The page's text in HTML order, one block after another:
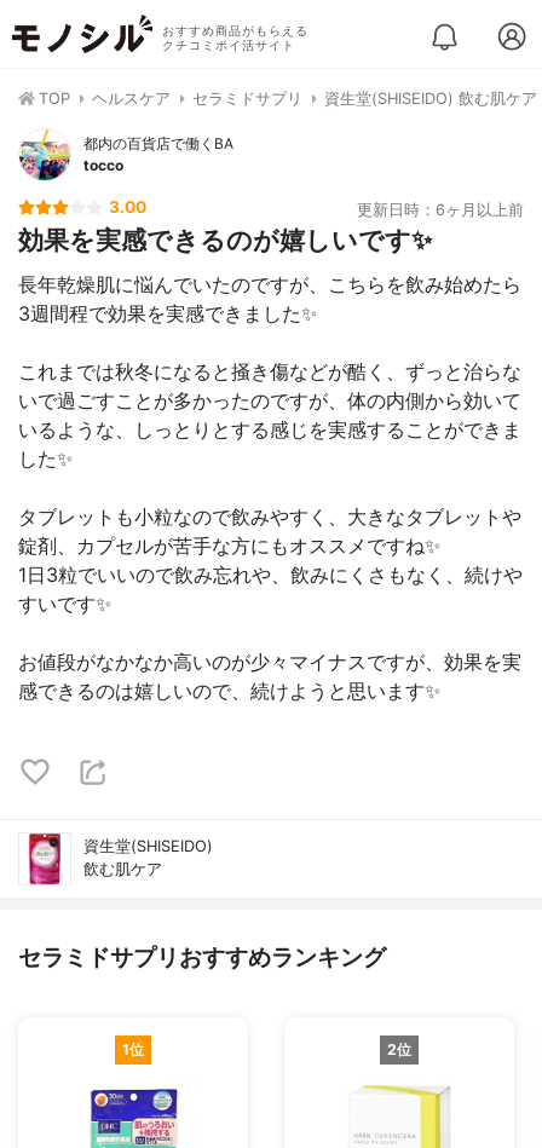
おすすめ商品がもらえる
クチコミポイ活サイト
TOP ヘルスケア セラミドサプリ 資生堂(SHISEIDO) 飲む肌ケア
都内の百貨店で働くBA
tocco
3.00 更新日時：6ヶ月以上前
効果を実感できるのが嬉しいです✨
長年乾燥肌に悩んでいたのですが、こちらを飲み始めたら
3週間程で効果を実感できました✨
これまでは秋冬になると掻き傷などが酷く、ずっと治らな
いで過ごすことが多かったのですが、体の内側から効いて
いるような、しっとりとする感じを実感することができま
した✨
タブレットも小粒なので飲みやすく、大きなタブレットや
錠剤、カプセルが苦手な方にもオススメですね✨
1日3粒でいいので飲み忘れや、飲みにくさもなく、続けや
すいです✨
お値段がなかなか高いのが少々マイナスですが、効果を実
感できるのは嬉しいので、続けようと思います✨
資生堂(SHISEIDO)
飲む肌ケア
セラミドサプリおすすめランキング
1位 2位